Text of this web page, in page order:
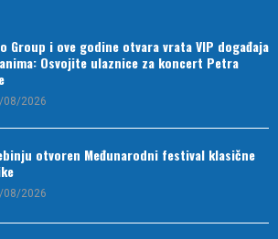
Group i ove godine otvara vrata VIP događaja
Osvojite ulaznice za koncert Petra
08/2026
otvoren Međunarodni festival klasične
08/2026